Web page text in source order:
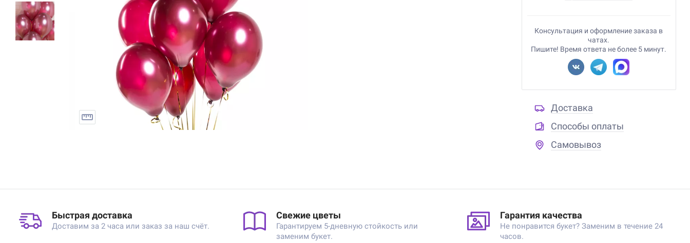
Консультация и оформление заказа в
чатах.
Пишите! Время ответа не более 5 минут.
Доставка
Способы оплаты
Самовывоз
Быстрая доставка
Доставим за 2 часа или заказ за наш счёт.
Свежие цветы
Гарантируем 5-дневную стойкость или
заменим букет.
Гарантия качества
Не понравится букет? Заменим в течение 24
часов.